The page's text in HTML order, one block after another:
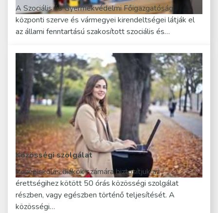
A Szociális és Gyermekvédelmi Főigazgatóság
központi szerve és vármegyei kirendeltségei látják el
az állami fenntartású szakosított szociális és…
Közösségi szolgálat
Középiskolás diákok számára biztosítjuk az
érettségihez kötött 50 órás közösségi szolgálat
részben, vagy egészben történő teljesítését. A
közösségi…